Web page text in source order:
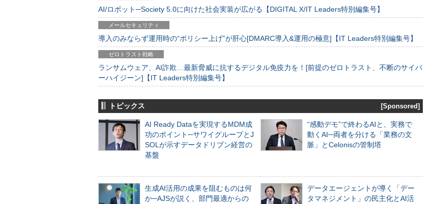
AI/ロボット─Society 5.0に向けた社会実装が広がる【DIGITAL X/IT Leaders特別編集号】
メールセキュリティ
導入のみならず運用時の“ポリシー上げ”が肝心[DMARC導入&運用の極意]【IT Leaders特別編集号】
ゼロトラスト戦略
ランサムウェア、AI詐欺…最新脅威に抗するデジタル免疫力を！[前提のゼロトラスト、不断のサイバ
ーハイジーン]【IT Leaders特別編集号】
トピックス [Sponsored]
AI Ready Dataを実現するMDM成
功のポイント─サワイグループとJ
SOLが示すデータドリブン経営の
基盤
“感動デモ”で終わるAIと、実務で
動くAI─両者を分ける「業務の文
脈」とCelonisの管制塔
生成AI活用の成果を阻むものは何
か─AJSが説く、部門最適からの
データエージェントが導く「デー
タマネジメント」の民主化とAI活